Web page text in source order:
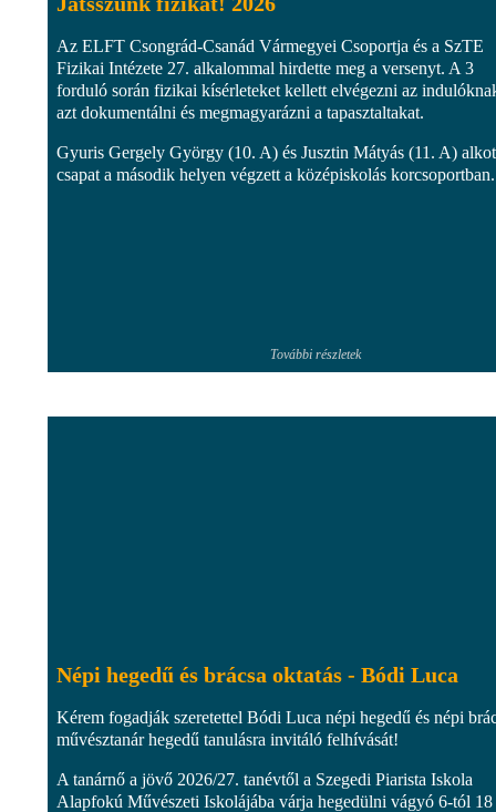
Az ELFT Csongrád-Csanád Vármegyei Csoportja és a SzTE
Fizikai Intézete 27. alkalommal hirdette meg a versenyt. A 3
forduló során fizikai kísérleteket kellett elvégezni az
azt dokumentálni és megmagyarázni a tapasztaltakat.
Gyuris Gergely György (10. A) és Jusztin Mátyás (11. A)
csapat a második helyen végzett a középiskolás korcsoportban.
További részletek
Népi hegedű és brácsa oktatás - Bódi Luca
Kérem fogadják szeretettel Bódi Luca népi hegedű és népi
művésztanár hegedű tanulásra invitáló felhívását!
A tanárnő a jövő 2026/27. tanévtől a Szegedi Piarista Iskola
Alapfokú Művészeti Iskolájába várja hegedülni vágyó 6-tól 18